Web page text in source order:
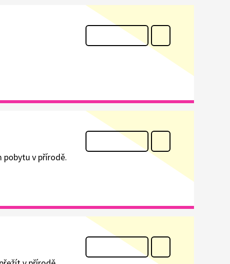
pobytu v přírodě.